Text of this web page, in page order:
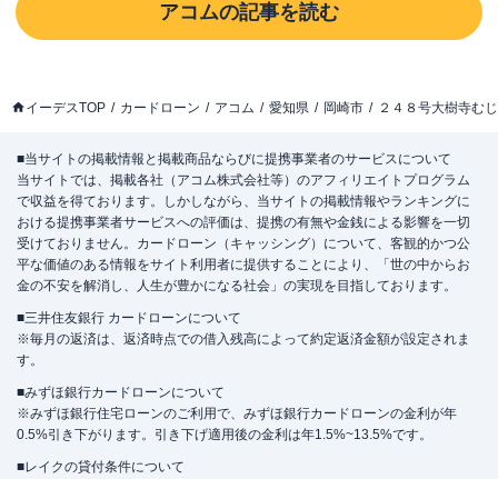
アコムの記事を読む
イーデスTOP カードローン アコム 愛知県 岡崎市 ２４８号大樹寺む
■当サイトの掲載情報と掲載商品ならびに提携事業者のサービスについて
当サイトでは、掲載各社（アコム株式会社等）のアフィリエイトプログラム
で収益を得ております。しかしながら、当サイトの掲載情報やランキングに
おける提携事業者サービスへの評価は、提携の有無や金銭による影響を一切
受けておりません。カードローン（キャッシング）について、客観的かつ公
平な価値のある情報をサイト利用者に提供することにより、「世の中からお
金の不安を解消し、人生が豊かになる社会」の実現を目指しております。
■三井住友銀行 カードローンについて
※毎月の返済は、返済時点での借入残高によって約定返済金額が設定されま
す。
■みずほ銀行カードローンについて
※みずほ銀行住宅ローンのご利用で、みずほ銀行カードローンの金利が年
0.5%引き下がります。引き下げ適用後の金利は年1.5%~13.5%です。
■レイクの貸付条件について